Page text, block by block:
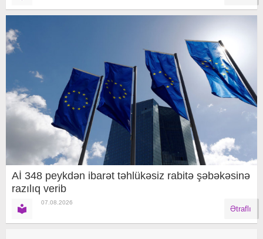
Aİ 348 peykdən ibarət təhlükəsiz rabitə şəbəkəsinə
razılıq verib
07.08.2026
Ətraflı